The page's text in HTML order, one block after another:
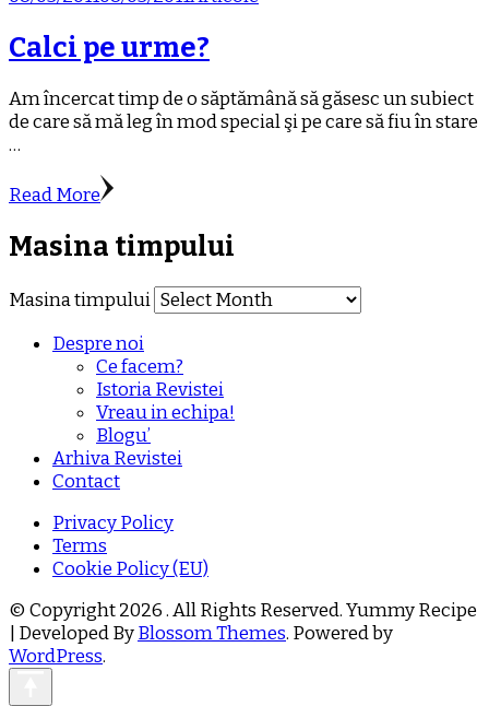
Calci pe urme?
Am încercat timp de o săptămână să găsesc un subiect
de care să mă leg în mod special şi pe care să fiu în stare
…
Read More
Masina timpului
Masina timpului
Despre noi
Ce facem?
Istoria Revistei
Vreau in echipa!
Blogu’
Arhiva Revistei
Contact
Privacy Policy
Terms
Cookie Policy (EU)
© Copyright 2026. All Rights Reserved.Yummy Recipe
| Developed ByBlossom Themes. Powered by
WordPress.